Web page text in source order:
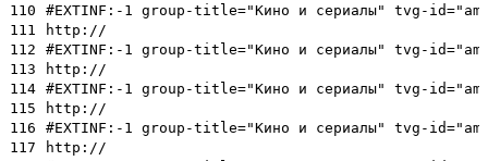
110
#EXTINF:-1 group-title="Кино и сериалы" tvg-
111
http://
112
#EXTINF:-1 group-title="Кино и сериалы" tvg-
113
http://
114 #EXTINF:-1 group-title="Кино и сериалы" tvg-
115
http://
116
#EXTINF:-1 group-title="Кино и сериалы" tvg-
117
http://